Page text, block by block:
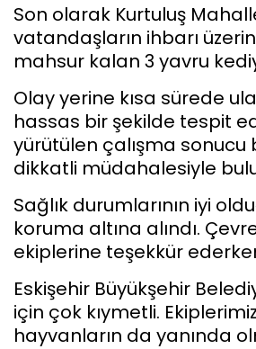
Son olarak Kurtuluş
vatandaşların ihbarı
mahsur kalan 3 yavru
Olay yerine kısa sürede
hassas bir şekilde tespit
yürütülen çalışma sonucu
dikkatli müdahalesiyle
Sağlık durumlarının iyi
koruma altına alındı.
ekiplerine teşekkür
Eskişehir Büyükşehir
için çok kıymetli.
hayvanların da yanında